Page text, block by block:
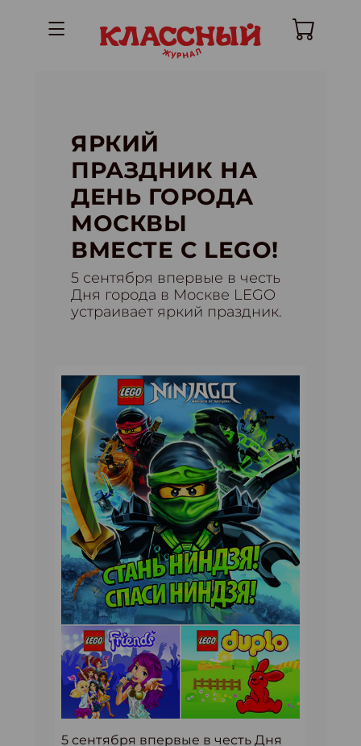
ЯРКИЙ
ПРАЗДНИК НА
ДЕНЬ ГОРОДА
МОСКВЫ
ВМЕСТЕ С LEGO!
5 сентября впервые в честь
Дня города в Москве LEGO
устраивает яркий праздник.
5 сентября впервые в честь Дня